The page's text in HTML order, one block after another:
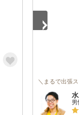
＼まるで出張